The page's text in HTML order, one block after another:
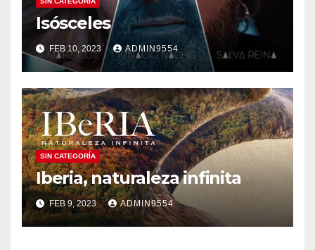
Isósceles
FEB 10, 2023 ADMIN9554
SIN CATEGORÍA
Iberia, naturaleza infinita
FEB 9, 2023 ADMIN9554